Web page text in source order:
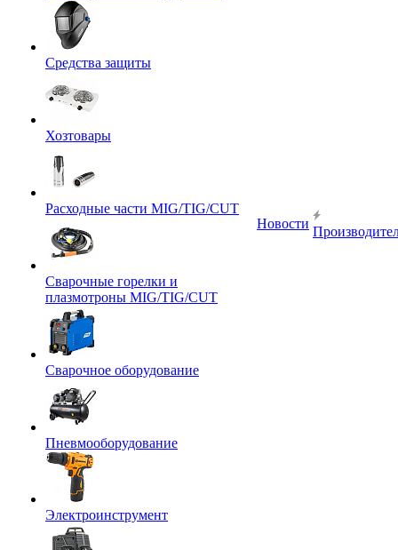
Средства защиты
Хозтовары
Расходные части MIG/TIG/CUT
Сварочные горелки и
плазмотроны MIG/TIG/CUT
Сварочное оборудование
Пневмооборудование
Электроинструмент
Новости